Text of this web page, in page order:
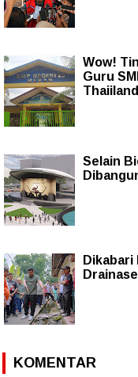
Wow!
Guru
Thaiiland
Selain
KOMENTAR